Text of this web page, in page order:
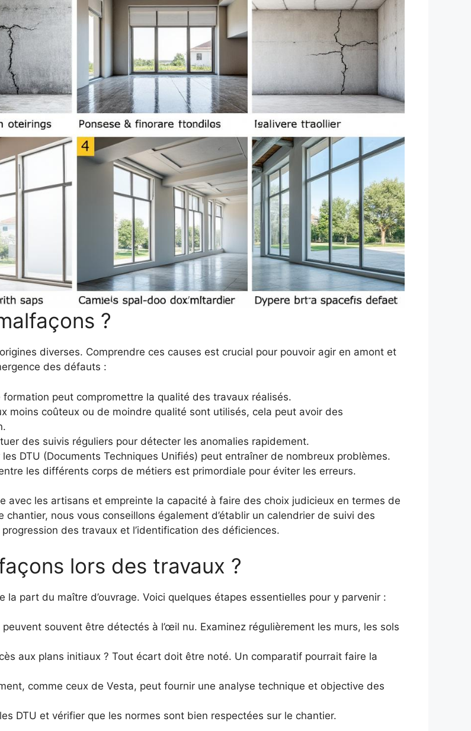
?
diverses. Comprendre ces causes est crucial pour pouvoir agir en amont et
des défauts :
formation peut compromettre la qualité des travaux réalisés.
moins coûteux ou de moindre qualité sont utilisés, cela peut avoir des
des suivis réguliers pour détecter les anomalies rapidement.
DTU (Documents Techniques Unifiés) peut entraîner de nombreux problèmes.
les différents corps de métiers est primordiale pour éviter les erreurs.
avec les artisans et empreinte la capacité à faire des choix judicieux en termes de
nous vous conseillons également d’établir un calendrier de suivi des
des travaux et l’identification des déficiences.
lors des travaux ?
part du maître d’ouvrage. Voici quelques étapes essentielles pour y parvenir :
souvent être détectés à l’œil nu. Examinez régulièrement les murs, les sols
aux plans initiaux ? Tout écart doit être noté. Un comparatif pourrait faire la
comme ceux de Vesta, peut fournir une analyse technique et objective des
DTU et vérifier que les normes sont bien respectées sur le chantier.